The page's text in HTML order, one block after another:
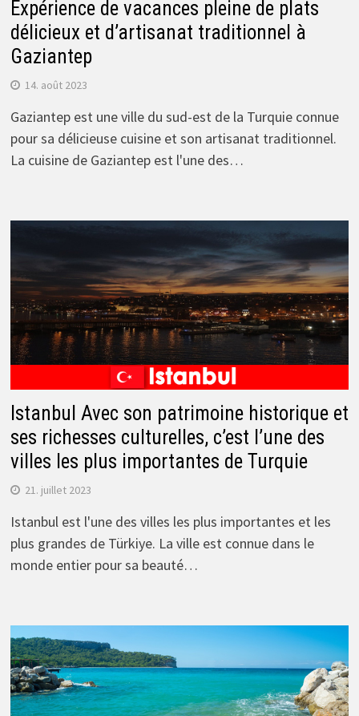
Expérience de vacances pleine de plats
délicieux et d’artisanat traditionnel à
Gaziantep
14. août 2023
Gaziantep est une ville du sud-est de la Turquie connue
pour sa délicieuse cuisine et son artisanat traditionnel.
La cuisine de Gaziantep est l'une des…
Istanbul Avec son patrimoine historique et
ses richesses culturelles, c’est l’une des
villes les plus importantes de Turquie
21. juillet 2023
Istanbul est l'une des villes les plus importantes et les
plus grandes de Türkiye. La ville est connue dans le
monde entier pour sa beauté…